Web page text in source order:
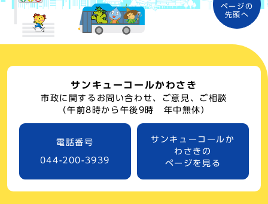
ページの
先頭へ
サンキューコールかわさき
市政に関するお問い合わせ、ご意見、ご相談
（午前8時から午後9時 年中無休）
電話番号
044-200-3939
サンキューコールか
わさきの
ページを見る